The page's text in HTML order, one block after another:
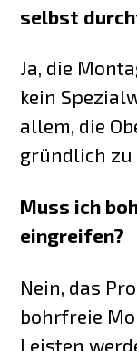
selbst
Ja, die
kein
allem, die
gründlich zu
Muss ich
eingreifen?
Nein, das
bohrfreie
Leisten